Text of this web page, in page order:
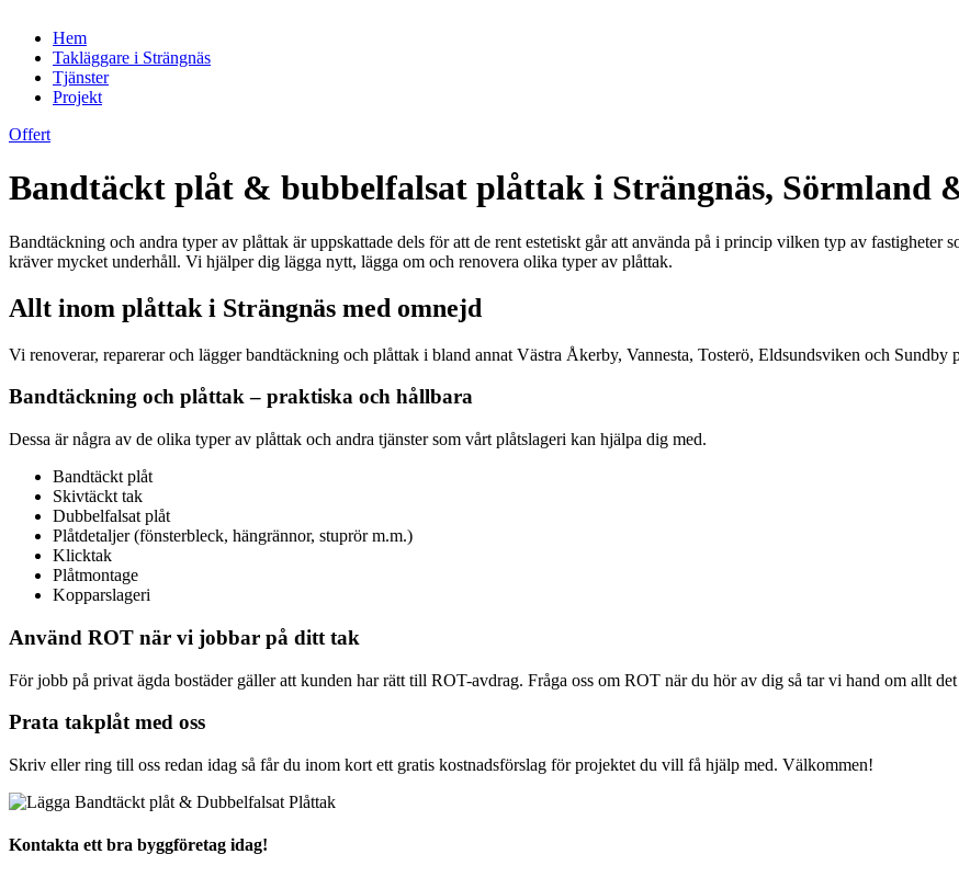
Hem
Takläggare i Strängnäs
Tjänster
Projekt
Offert
Bandtäckt plåt & bubbelfalsat plåttak i Strängnäs, Sörmland
Bandtäckning och andra typer av plåttak är uppskattade dels för att de rent estetiskt går att använda på i princip vilken typ av fastigheter
kräver mycket underhåll. Vi hjälper dig lägga nytt, lägga om och renovera olika typer av plåttak.
Allt inom plåttak i Strängnäs med omnejd
Vi renoverar, reparerar och lägger bandtäckning och plåttak i bland annat Västra Åkerby, Vannesta, Tosterö, Eldsundsviken och Sundby
Bandtäckning och plåttak – praktiska och hållbara
Dessa är några av de olika typer av plåttak och andra tjänster som vårt plåtslageri kan hjälpa dig med.
Bandtäckt plåt
Skivtäckt tak
Dubbelfalsat plåt
Plåtdetaljer (fönsterbleck, hängrännor, stuprör m.m.)
Klicktak
Plåtmontage
Kopparslageri
Använd ROT när vi jobbar på ditt tak
För jobb på privat ägda bostäder gäller att kunden har rätt till ROT-avdrag. Fråga oss om ROT när du hör av dig så tar vi hand om allt
Prata takplåt med oss
Skriv eller ring till oss redan idag så får du inom kort ett gratis kostnadsförslag för projektet du vill få hjälp med. Välkommen!
Kontakta ett bra byggföretag idag!